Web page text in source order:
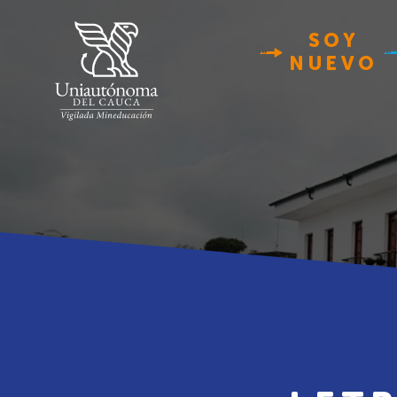
SOY
NUEVO